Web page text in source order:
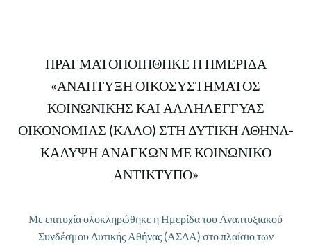
ΠΡΑΓΜΑΤΟΠΟΙΗΘΗΚΕ Η ΗΜΕΡΙΔΑ
«ΑΝΑΠΤΥΞΗ ΟΙΚΟΣΥΣΤΗΜΑΤΟΣ
ΚΟΙΝΩΝΙΚΗΣ ΚΑΙ ΑΛΛΗΛΕΓΓΥΑΣ
ΟΙΚΟΝΟΜΙΑΣ (ΚΑΛΟ) ΣΤΗ ΔΥΤΙΚΗ ΑΘΗΝΑ-
ΚΑΛΥΨΗ ΑΝΑΓΚΩΝ ΜΕ ΚΟΙΝΩΝΙΚΟ
ΑΝΤΙΚΤΥΠΟ»
Με επιτυχία ολοκληρώθηκε η Ημερίδα του Αναπτυξιακού
Συνδέσμου Δυτικής Αθήνας (ΑΣΔΑ) στο πλαίσιο των